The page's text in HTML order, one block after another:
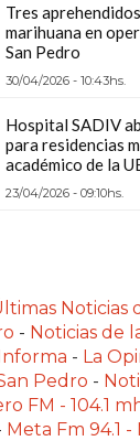
Tres
marihuana en
San Pedro
30/04/2026 - 10:43hs.
Hospital SADIV
para residencias
académico de la
23/04/2026 - 09:10hs.
Noticias
- Noticias de
- La
Pedro -
FM - 104.1
Meta Fm 94.1 -